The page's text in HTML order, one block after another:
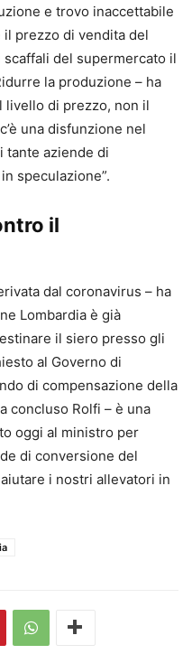
e trovo inaccettabile
prezzo di vendita del
del supermercato il
la produzione – ha
livello di prezzo, non il
una disfunzione nel
tante aziende di
speculazione”.
il
dal coronavirus – ha
Lombardia è già
il siero presso gli
al Governo di
di compensazione della
concluso Rolfi – è una
oggi al ministro per
di conversione del
aiutare i nostri allevatori in